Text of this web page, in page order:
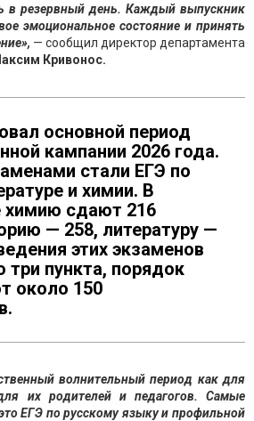
в резервный день. Каждый выпускник
эмоциональное состояние и принять
— сообщил директор департамента
Кривонос.
основной период
кампании 2026 года.
стали ЕГЭ по
и химии. В
химию сдают 216
— 258, литературу —
этих экзаменов
три пункта, порядок
около 150
волнительный период как для
их родителей и педагогов. Самые
ЕГЭ по русскому языку и профильной